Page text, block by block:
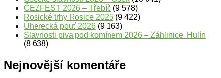
ČEZFEST 2026 – Třebíč (9 578)
Rosické trhy Rosice 2026 (9 422)
Úherecká pouť 2026 (9 163)
Slavnosti piva pod komínem 2026 – Záhlinice. Hulín
(8 638)
Nejnovější komentáře